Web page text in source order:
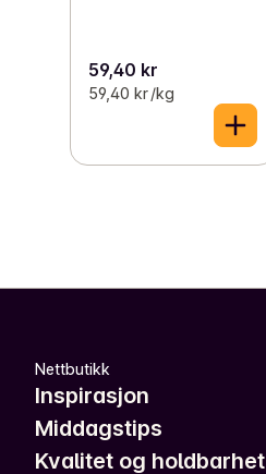
59,40 kr
59,40 kr /kg
Nettbutikk
Inspirasjon
Middagstips
Kvalitet og holdbarhet